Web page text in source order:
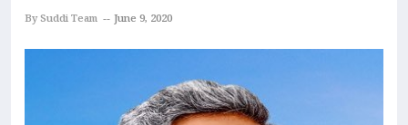
By Suddi Team June 9, 2020